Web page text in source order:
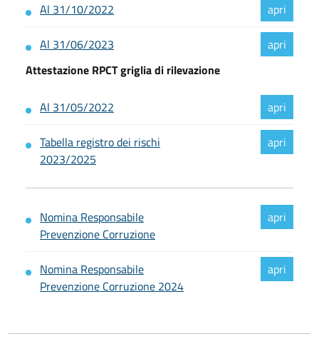
Al 31/10/2022
Al 31/06/2023
Attestazione RPCT griglia di rilevazione
Al 31/05/2022
Tabella registro dei rischi
2023/2025
Nomina Responsabile
Prevenzione Corruzione
Nomina Responsabile
Prevenzione Corruzione 2024